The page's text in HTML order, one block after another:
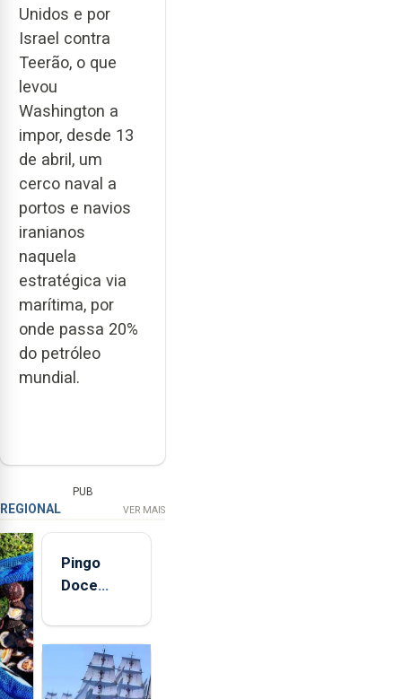
Unidos e por
Israel contra
Teerão, o que
levou
Washington a
impor, desde 13
de abril, um
cerco naval a
portos e navios
iranianos
naquela
estratégica via
marítima, por
onde passa 20%
do petróleo
mundial.
PUB
REGIONAL VER MAIS
Pingo
Doce
quinta-
feira nova
loja em